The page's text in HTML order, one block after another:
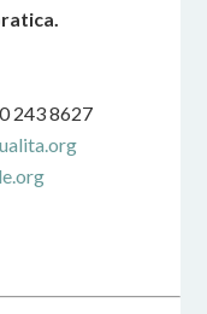
243 8627